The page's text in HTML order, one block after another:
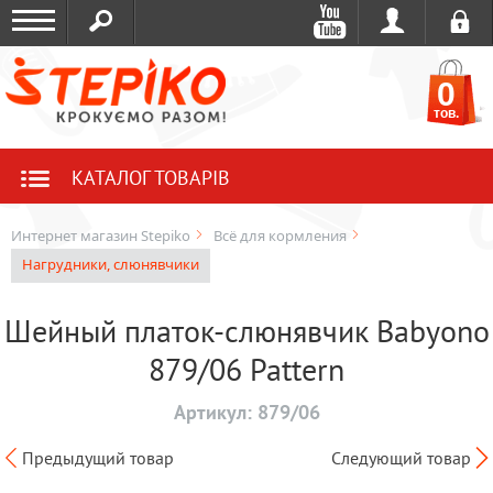
0
тов.
КАТАЛОГ ТОВАРІВ
Интернет магазин Stepiko
Всё для кормления
Нагрудники, слюнявчики
Шейный платок-слюнявчик Babyono
879/06 Pattern
Артикул: 879/06
Предыдущий товар Следующий товар